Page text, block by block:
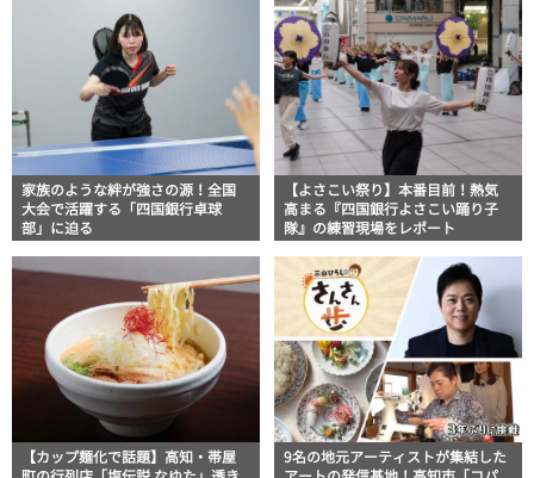
家族のような絆が強さの源！全国
大会で活躍する「四国銀行卓球
部」に迫る
【よさこい祭り】本番目前！熱気
高まる『四国銀行よさこい踊り子
隊』の練習現場をレポート
【カップ麺化で話題】高知・帯屋
9名の地元アーティストが集結した